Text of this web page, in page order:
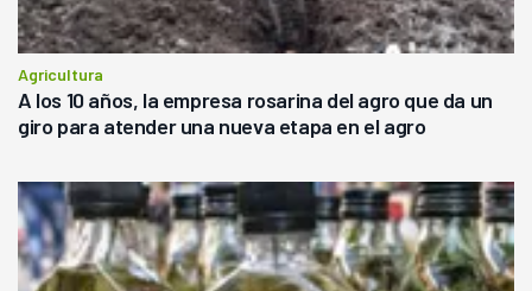
Agricultura
A los 10 años, la empresa rosarina del agro que da un
giro para atender una nueva etapa en el agro